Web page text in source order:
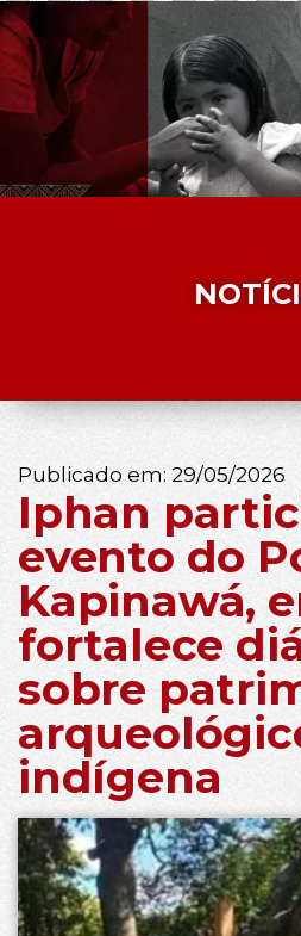
Publicado em: 29/05/2026
Iphan
evento do
Kapinawá,
fortalece
sobre
indígena